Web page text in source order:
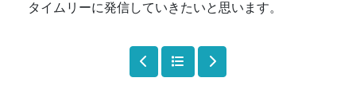
タイムリーに発信していきたいと思います。